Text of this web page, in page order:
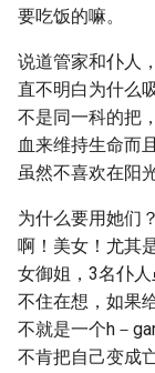
要吃饭的嘛。
说道管家和仆人
直不明白为什么
不是同一科的把
血来维持生命而
虽然不喜欢在阳
为什么要用她们
啊！美女！尤其
女御姐，3名仆
不住在想，如果
不就是一个h－
不肯把自己变成